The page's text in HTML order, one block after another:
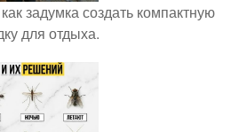
задумка создать компактную
для отдыха.